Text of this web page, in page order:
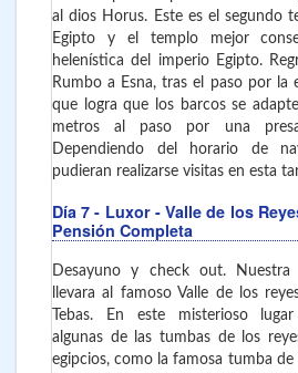
al dios Horus. Este es el segundo
Egipto y el templo mejor
helenística del imperio Egipto.
Rumbo a Esna, tras el paso por la
que logra que los barcos se
metros al paso por una
Dependiendo del horario de
pudieran realizarse visitas en esta
Día 7 - Luxor - Valle de los
Pensión Completa
Desayuno y check out. Nuestra
llevara al famoso Valle de los
Tebas. En este misterioso
algunas de las tumbas de los
egipcios, como la famosa tumba